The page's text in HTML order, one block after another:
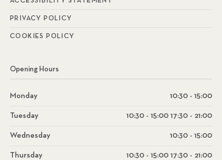
PRIVACY POLICY
COOKIES POLICY
Opening Hours
Monday 10:30 - 15:00
Tuesday 10:30 - 15:00 17:30 - 21:00
Wednesday 10:30 - 15:00
Thursday 10:30 - 15:00 17:30 - 21:00